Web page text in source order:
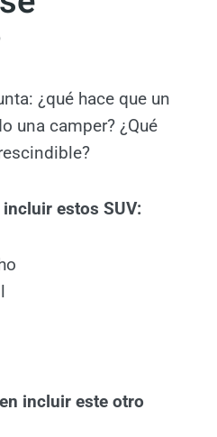
un
¿qué hace que un
estos SUV: